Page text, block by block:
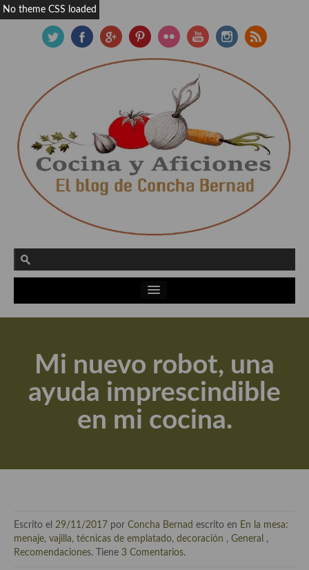
Actualidad y recomendaciones
Apuntes, estudios sobre temas interesantes e importantes
Aceite de Oliva Virgen Extra (AOVE)
Recetas maridadas con los mejores AOVES
Tiendas especiales
Mi nuevo robot, una
ayuda imprescindible
en mi cocina.
Escrito el 29/11/2017 por Concha Bernad escrito en En la mesa:
menaje, vajilla, técnicas de emplatado, decoración , General
,
Recomendaciones. Tiene 3 Comentarios.
No theme CSS loaded